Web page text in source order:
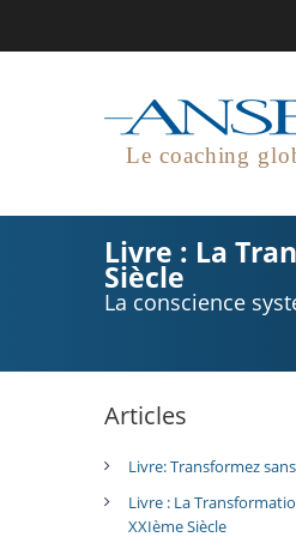
Le coaching
Livre : La
Siècle
La conscience
Articles
Livre: Transformez
Livre : La
XXIème Siècle